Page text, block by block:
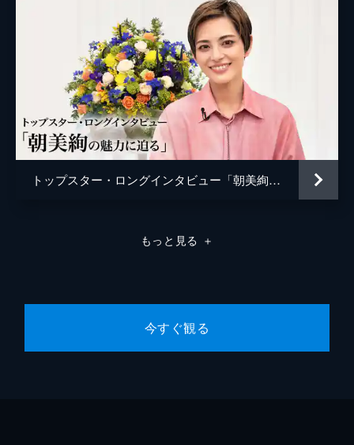
トップスター・ロングインタビュー「朝美絢の魅力に迫る」
もっと見る ＋
今すぐ観る